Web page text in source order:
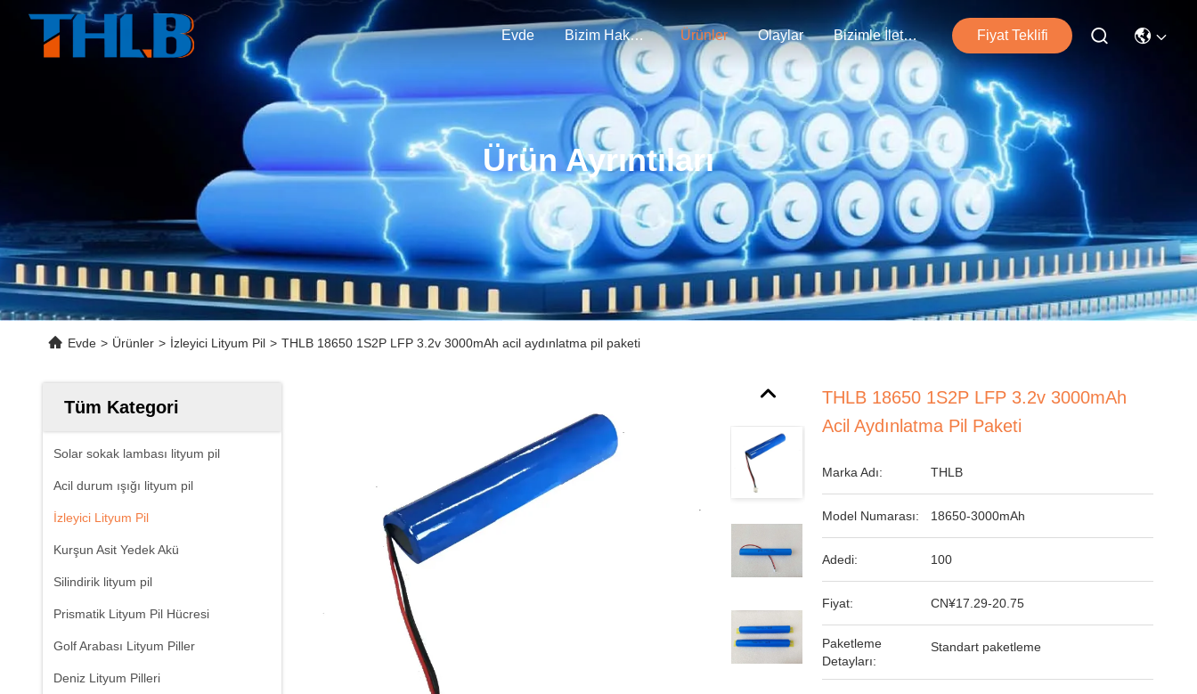
Evde Bizim Hakkımızda Ürünler Olaylar Bizimle İletişim Fiyat Teklifi
Ürün Ayrıntıları
Evde > Ürünler > İzleyici Lityum Pil > THLB 18650 1S2P LFP 3.2v 3000mAh acil aydınlatma pil paketi
Tüm Kategori
Solar sokak lambası lityum pil
Acil durum ışığı lityum pil
İzleyici Lityum Pil
Kurşun Asit Yedek Akü
Silindirik lityum pil
Prismatik Lityum Pil Hücresi
Golf Arabası Lityum Piller
Deniz Lityum Pilleri
THLB 18650 1S2P LFP 3.2v 3000mAh
Acil Aydınlatma Pil Paketi
Marka Adı: THLB
Model Numarası: 18650-3000mAh
Adedi: 100
Fiyat: CN¥17.29-20.75
Paketleme
Detayları:
Standart paketleme